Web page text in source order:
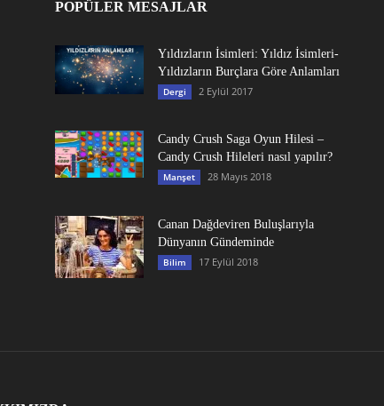
POPÜLER MESAJLAR
Yıldızların İsimleri: Yıldız İsimleri-
Yıldızların Burçlara Göre Anlamları
Dergi 2 Eylül 2017
Candy Crush Saga Oyun Hilesi –
Candy Crush Hileleri nasıl yapılır?
Manşet 28 Mayıs 2018
Canan Dağdeviren Buluşlarıyla
Dünyanın Gündeminde
Bilim 17 Eylül 2018